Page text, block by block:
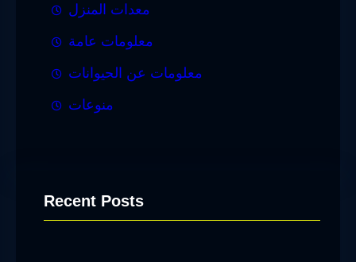
معدات المنزل
معلومات عامة
معلومات عن الحيوانات
منوعات
Recent Posts